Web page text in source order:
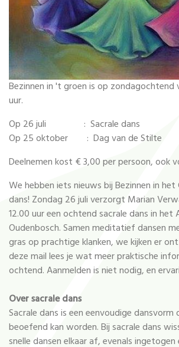
Bezinnen in 't groen is op zondagochtend
uur.
Op 26 juli : Sacrale dans
Op 25 oktober : Dag van de Stilte
Deelnemen kost € 3,00 per persoon, ook
We hebben iets nieuws bij Bezinnen in het
dans! Zondag 26 juli verzorgt Marian
12.00 uur een ochtend sacrale dans in het
Oudenbosch. Samen meditatief dansen
gras op prachtige klanken, we kijken er
deze mail lees je wat meer praktische
ochtend. Aanmelden is niet nodig, en
Over sacrale dans
Sacrale dans is een eenvoudige dansvorm
beoefend kan worden. Bij sacrale dans
snelle dansen elkaar af, evenals